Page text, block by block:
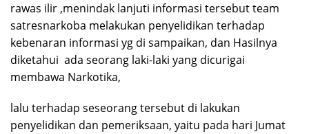
rawas ilir ,menindak lanjuti informasi tersebut team
satresnarkoba melakukan penyelidikan terhadap
kebenaran informasi yg di sampaikan, dan Hasilnya
diketahui ada seorang laki-laki yang dicurigai
membawa Narkotika,
lalu terhadap seseorang tersebut di lakukan
penyelidikan dan pemeriksaan, yaitu pada hari Jumat